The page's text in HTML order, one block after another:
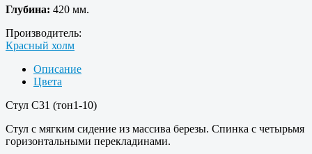
Глубина: 420 мм.
Производитель:
Красный холм
Описание
Цвета
Стул С31 (тон1-10)
Стул с мягким сидение из массива березы. Спинка с четырьмя
горизонтальными перекладинами.